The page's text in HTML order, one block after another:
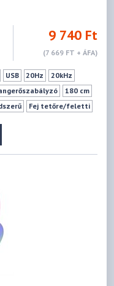
9 740 Ft
(7 669 FT + ÁFA)
USB 20Hz
20kHz
180 cm
Fej tetőre/feletti